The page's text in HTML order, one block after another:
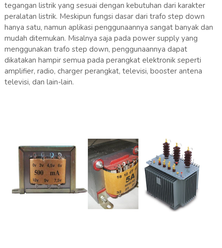
tegangan listrik yang sesuai dengan kebutuhan dari karakter
peralatan listrik. Meskipun fungsi dasar dari trafo step down
hanya satu, namun aplikasi penggunaannya sangat banyak dan
mudah ditemukan. Misalnya saja pada power supply yang
menggunakan trafo step down, penggunaannya dapat
dikatakan hampir semua pada perangkat elektronik seperti
amplifier, radio, charger perangkat, televisi, booster antena
televisi, dan lain-lain.